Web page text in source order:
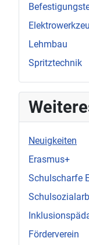
Lehmbau
Spritztechnik
Neuigkeiten
Erasmus+
Schulscharfe
Förderverein